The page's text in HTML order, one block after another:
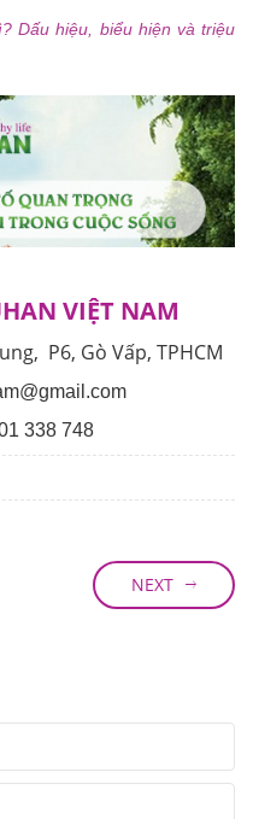
Dấu hiệu, biểu hiện và triệu
VIỆT NAM
P6, Gò Vấp, TPHCM
338 748
NEXT